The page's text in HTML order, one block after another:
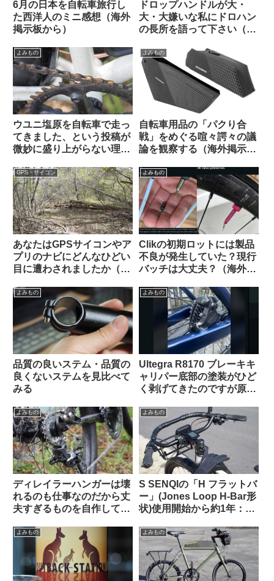
6月の日本を自転車旅行し
た西洋人のミニ感想（海外
掲示板から）
ドロップハンドルが大・
大・大嫌いな私にドロハン
の長所を語って下さい（海
よみもの
ウユニ塩原を自転車で走っ
てきました、という投稿が
微妙に盛り上がらない理由
よみもの
自転車用品の「パクり合
戦」をめぐる喧々諤々の議
論を観察する（海外掲示板
GPS・サイコン
あなたはGPSサイコンやア
プリのナビにどんなひどい
目に遭わされましたか（海
よみもの
Clikの初期ロットには製品
不良が発生していた？現行
バッチは大丈夫？（海外掲
よみもの
品質の良いステム・品質の
良くないステムを見比べて
みる
よみもの
Ultegra R8170 ブレーキキ
ャリパー底部の塗装がひど
く剥げてきたのですが原因
板から）【ガルバニック腐
食・異種金属接触腐食】
よみもの
ディレイラーハンガーは壊
れるのも仕事なのだから丈
夫すぎるものを自作しては
ら）
よみもの
S SENQIの「H フラットバ
ー」(Jones Loop H-Bar形
状)使用開始から約1年：両
くしてみた
よみもの よみもの